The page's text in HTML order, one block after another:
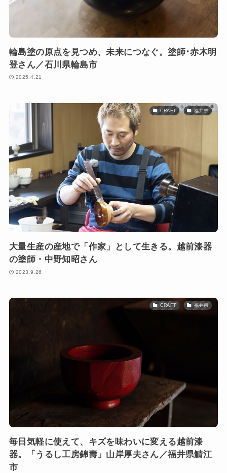
輪島塗の原点を見つめ、未来につなぐ。塗師･赤木明
登さん／石川県輪島市
2025.4.21
CRAFT 福井県
大量生産の産地で「作家」として生きる。越前漆器
の塗師・中野知昭さん
2023.9.26
CRAFT 福井県
毎日気軽に使えて、キズを味わいに変える越前漆
器。「うるし工房錦壽」山岸厚夫さん／福井県鯖江
市